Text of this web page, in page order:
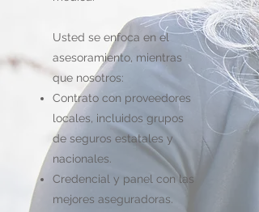
Usted se enfoca en el
asesoramiento, mientras
que nosotros:
Contrato con proveedores
locales, incluidos grupos
de seguros estatales y
nacionales.
Credencial y panel con las
mejores aseguradoras.